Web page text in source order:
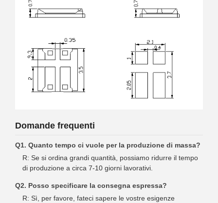
Domande frequenti
Q1. Quanto tempo ci vuole per la produzione di massa?
R: Se si ordina grandi quantità, possiamo ridurre il tempo
di produzione a circa 7-10 giorni lavorativi.
Q2. Posso specificare la consegna espressa?
R: Sì, per favore, fateci sapere le vostre esigenze